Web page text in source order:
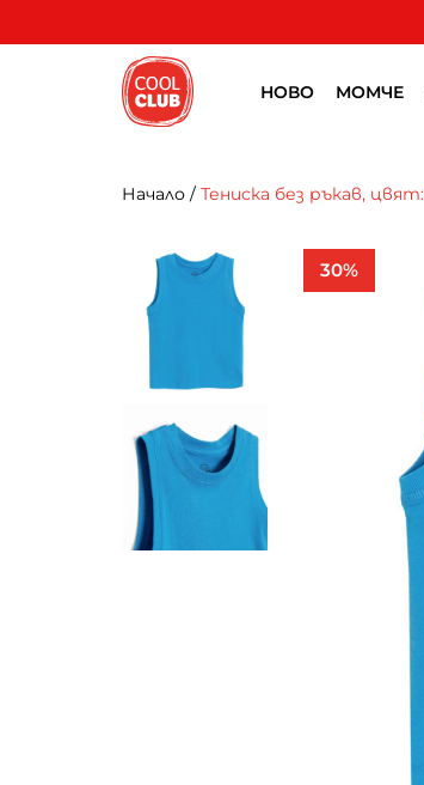
НОВО МОМЧЕ
Начало / Тениска без ръкав,
30%